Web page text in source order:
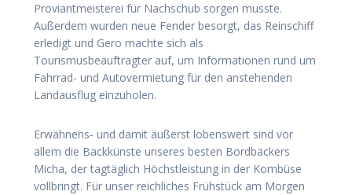
Proviantmeisterei für Nachschub sorgen musste.
Außerdem wurden neue Fender besorgt, das Reinschiff
erledigt und Gero machte sich als
Tourismusbeauftragter auf, um Informationen rund um
Fahrrad- und Autovermietung für den anstehenden
Landausflug einzuholen.
Erwähnens- und damit äußerst lobenswert sind vor
allem die Backkünste unseres besten Bordbäckers
Micha, der tagtäglich Höchstleistung in der Kombüse
vollbringt. Für unser reichliches Frühstück am Morgen